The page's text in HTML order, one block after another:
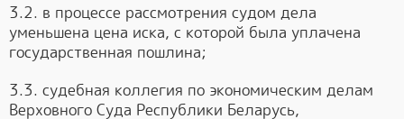
3.2. в процессе рассмотрения судом дела
уменьшена цена иска, с которой была уплачена
государственная пошлина;
3.3. судебная коллегия по экономическим делам
Верховного Суда Республики Беларусь,